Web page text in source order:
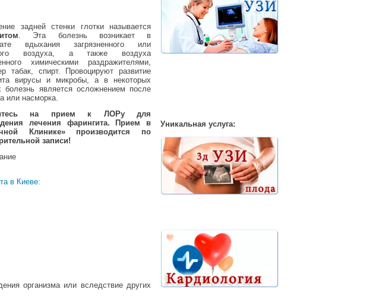
задней стенки глотки называется
. Эта болезнь возникает в
вдыхания загрязненного или
воздуха, а также воздуха
химическими раздражителями,
табак, спирт. Провоцируют развитие
вирусы и микробы, а в некоторых
болезнь является осложнением после
или насморка.
на прием к ЛОРу для
лечения фарингита. Прием в
Клинике» производится по
записи!
в Киеве:
организма или вследствие других
Уникальная услуга: